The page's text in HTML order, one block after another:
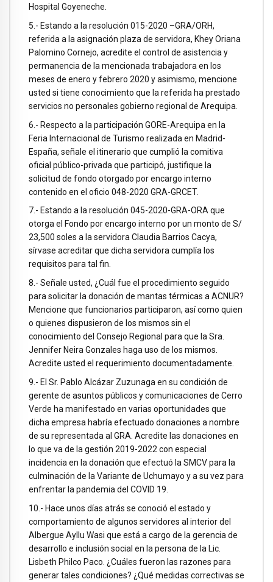
Hospital Goyeneche.
5.- Estando a la resolución 015-2020 –GRA/ORH,
referida a la asignación plaza de servidora, Khey Oriana
Palomino Cornejo, acredite el control de asistencia y
permanencia de la mencionada trabajadora en los
meses de enero y febrero 2020 y asimismo, mencione
usted si tiene conocimiento que la referida ha prestado
servicios no personales gobierno regional de Arequipa.
6.- Respecto a la participación GORE-Arequipa en la
Feria Internacional de Turismo realizada en Madrid-
España, señale el itinerario que cumplió la comitiva
oficial público-privada que participó, justifique la
solicitud de fondo otorgado por encargo interno
contenido en el oficio 048-2020 GRA-GRCET.
7.- Estando a la resolución 045-2020-GRA-ORA que
otorga el Fondo por encargo interno por un monto de S/
23,500 soles a la servidora Claudia Barrios Cacya,
sírvase acreditar que dicha servidora cumplía los
requisitos para tal fin.
8.- Señale usted, ¿Cuál fue el procedimiento seguido
para solicitar la donación de mantas térmicas a ACNUR?
Mencione que funcionarios participaron, así como quien
o quienes dispusieron de los mismos sin el
conocimiento del Consejo Regional para que la Sra.
Jennifer Neira Gonzales haga uso de los mismos.
Acredite usted el requerimiento documentadamente.
9.- El Sr. Pablo Alcázar Zuzunaga en su condición de
gerente de asuntos públicos y comunicaciones de Cerro
Verde ha manifestado en varias oportunidades que
dicha empresa habría efectuado donaciones a nombre
de su representada al GRA. Acredite las donaciones en
lo que va de la gestión 2019-2022 con especial
incidencia en la donación que efectuó la SMCV para la
culminación de la Variante de Uchumayo y a su vez para
enfrentar la pandemia del COVID 19.
10.- Hace unos días atrás se conoció el estado y
comportamiento de algunos servidores al interior del
Albergue Ayllu Wasi que está a cargo de la gerencia de
desarrollo e inclusión social en la persona de la Lic.
Lisbeth Philco Paco. ¿Cuáles fueron las razones para
generar tales condiciones? ¿Qué medidas correctivas se